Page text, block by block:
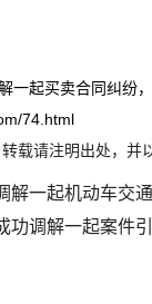
一起买卖合同纠纷
74.html
载请注明出处，并
解一起机动车交
功调解一起案件